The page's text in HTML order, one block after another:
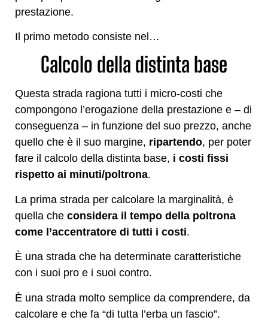
prestazione.
Il primo metodo consiste nel…
Calcolo della distinta base
Questa strada ragiona tutti i micro-costi che
compongono l’erogazione della prestazione e – di
conseguenza – in funzione del suo prezzo, anche
quello che è il suo margine, ripartendo, per poter
fare il calcolo della distinta base, i costi fissi
rispetto ai minuti/poltrona.
La prima strada per calcolare la marginalità, è
quella che considera il tempo della poltrona
come l’accentratore di tutti i costi.
È una strada che ha determinate caratteristiche
con i suoi pro e i suoi contro.
È una strada molto semplice da comprendere, da
calcolare e che fa “di tutta l’erba un fascio”.